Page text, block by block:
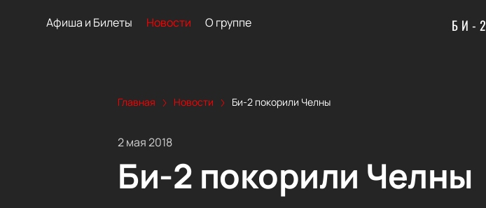
БИ-2
Афиша и Билеты Новости О группе
Главная Новости Би-2 покорили Челны
2 мая 2018
Би-2 покорили Челны